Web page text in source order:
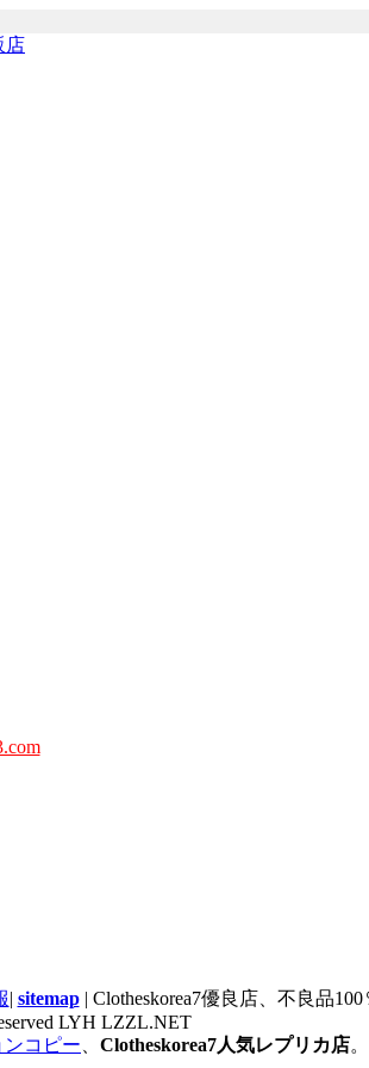
| sitemap| Clotheskorea7優良店、不良品100
LYH LZZL.NET
コピー Clotheskorea7人気レプリカ店。